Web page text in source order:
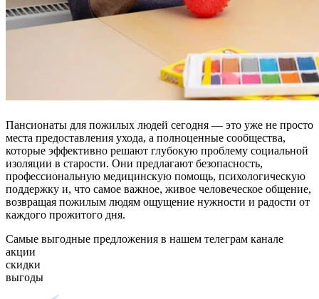
Пансионаты для пожилых людей сегодня — это уже не просто
места предоставления ухода, а полноценные сообщества,
которые эффективно решают глубокую проблему социальной
изоляции в старости. Они предлагают безопасность,
профессиональную медицинскую помощь, психологическую
поддержку и, что самое важное, живое человеческое общение,
возвращая пожилым людям ощущение нужности и радости от
каждого прожитого дня.
Самые выгодные предложения в нашем телеграм канале
акции
скидки
выгоды